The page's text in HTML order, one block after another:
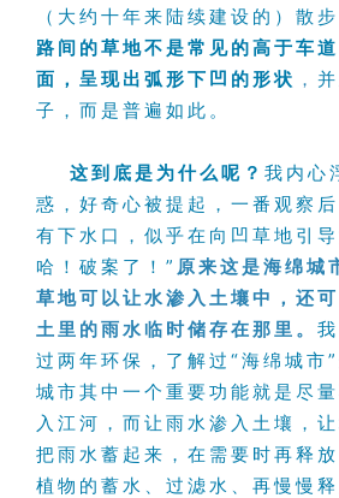
（大约十年来陆续建设的）散
路间的草地不是常见的高于车
面，呈现出弧形下凹的形状 ，
子，而是普遍如此。
这到底是为什么呢？ 我内心
惑，好奇心被提起，一番观察
有下水口，似乎在向凹草地引
哈！破案了！” 原来这是海绵城
草地可以让水渗入土壤中，还
土里的雨水临时储存在那里。
过两年环保，了解过“海绵城市
城市其中一个重要功能就是尽
入江河，而让雨水渗入土壤，
把雨水蓄起来，在需要时再释
植物的蓄水、过滤水、再慢慢